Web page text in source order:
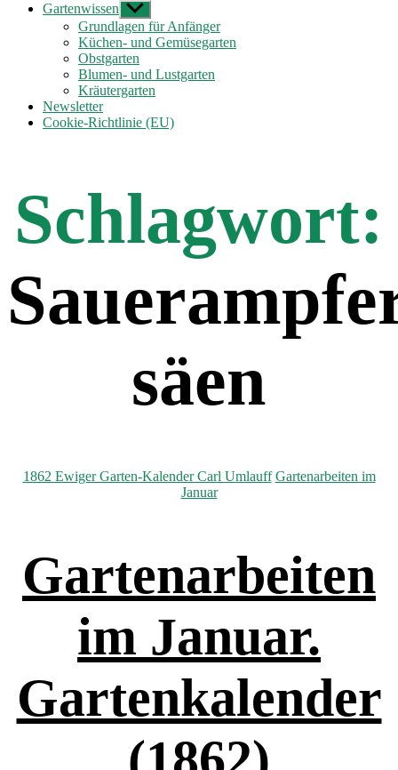
Gartenwissen Untermenü
anzeigen
Grundlagen für Anfänger
Küchen- und Gemüsegarten
Obstgarten
Blumen- und Lustgarten
Kräutergarten
Newsletter
Cookie-Richtlinie (EU)
Schlagwort:
säen
Kategorien
1862 Ewiger Garten-Kalender Carl Umlauff Gartenarbeiten im
Januar
Gartenarbeiten
im Januar.
Gartenkalender